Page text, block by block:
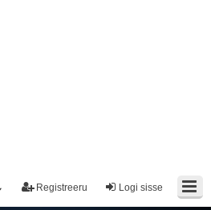
Logi sisse
Registreeru